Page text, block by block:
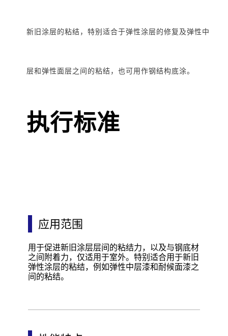
新旧涂层的粘结，特别适合于弹性涂层的修复及弹性中
层和弹性面层之间的粘结，也可用作钢结构底涂。
执行标准
应用范围
用于促进新旧涂层层间的粘结力，以及与钢底材
之间附着力，仅适用于室外。特别适合用于新旧
弹性涂层的粘结，例如弹性中层漆和耐候面漆之
间的粘结。